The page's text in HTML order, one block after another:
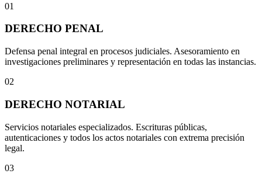
01
DERECHO PENAL
Defensa penal integral en procesos judiciales. Asesoramiento en
investigaciones preliminares y representación en todas las instancias.
02
DERECHO NOTARIAL
Servicios notariales especializados. Escrituras públicas,
autenticaciones y todos los actos notariales con extrema precisión
legal.
03